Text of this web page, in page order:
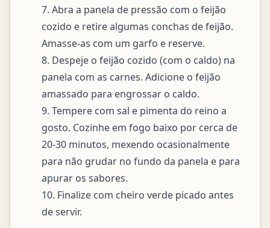
7. Abra a panela de pressão com o feijão
cozido e retire algumas conchas de feijão.
Amasse-as com um garfo e reserve.
8. Despeje o feijão cozido (com o caldo) na
panela com as carnes. Adicione o feijão
amassado para engrossar o caldo.
9. Tempere com sal e pimenta do reino a
gosto. Cozinhe em fogo baixo por cerca de
20-30 minutos, mexendo ocasionalmente
para não grudar no fundo da panela e para
apurar os sabores.
10. Finalize com cheiro verde picado antes
de servir.